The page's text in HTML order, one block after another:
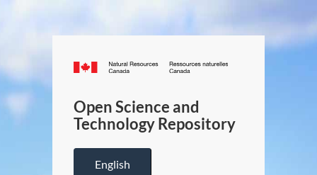
Canada.ca
/
Canada
Open Science and
Technology Repository
English